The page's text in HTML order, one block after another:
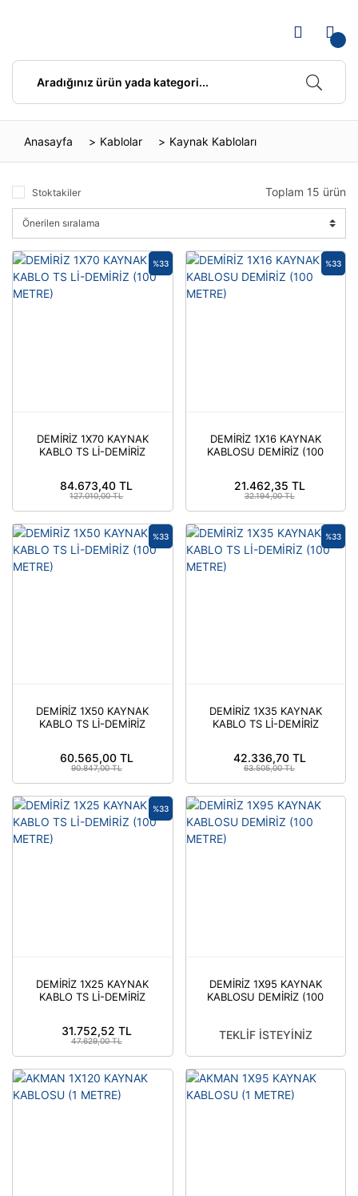
Anasayfa Kablolar Kaynak Kabloları
Stoktakiler Toplam 15 ürün
DEMİRİZ 1X70 KAYNAK
KABLO TS Lİ-DEMİRİZ
%33
84.673,40 TL
127.010,00 TL
DEMİRİZ 1X16 KAYNAK
KABLOSU DEMİRİZ (100
%33
21.462,35 TL
32.194,00 TL
DEMİRİZ 1X50 KAYNAK
KABLO TS Lİ-DEMİRİZ
%33
60.565,00 TL
90.847,00 TL
DEMİRİZ 1X35 KAYNAK
KABLO TS Lİ-DEMİRİZ
%33
42.336,70 TL
63.505,00 TL
DEMİRİZ 1X25 KAYNAK
KABLO TS Lİ-DEMİRİZ
%33
31.752,52 TL
47.629,00 TL
DEMİRİZ 1X95 KAYNAK
KABLOSU DEMİRİZ (100
TEKLİF İSTEYİNİZ